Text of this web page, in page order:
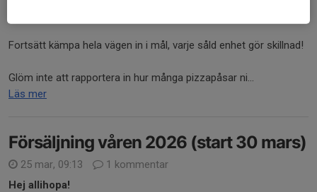
Fortsätt kämpa hela vägen in i mål, varje såld enhet gör skillnad!
Glöm inte att rapportera in hur många pizzapåsar ni...
Läs mer
Försäljning våren 2026 (start 30 mars)
25 mar, 09:13
1 kommentar
Hej allihopa!